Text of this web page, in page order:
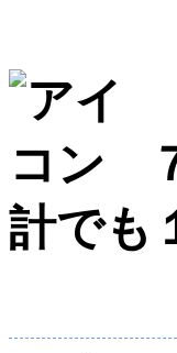
計でも